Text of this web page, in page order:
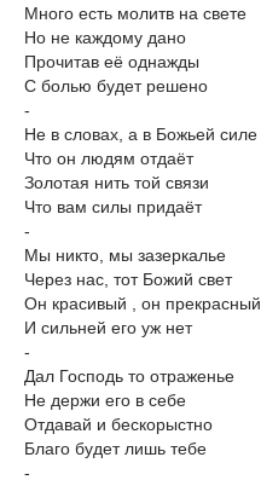
Много есть молитв на свете
Но не каждому дано
Прочитав её однажды
С болью будет решено
-
Не в словах, а в Божьей силе
Что он людям отдаёт
Золотая нить той связи
Что вам силы придаёт
-
Мы никто, мы зазеркалье
Через нас, тот Божий свет
Он красивый , он прекрасный
И сильней его уж нет
-
Дал Господь то отраженье
Не держи его в себе
Отдавай и бескорыстно
Благо будет лишь тебе
-